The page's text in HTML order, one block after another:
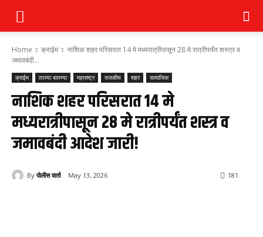
Home क्राईम
नाशिक शहर परिसरात 14 मे मध्यरात्रीपासून 28 मे रात्रीपर्यंत शस्त्र व
जमावबंदी...
क्राईम ताज्या बातम्या महाराष्ट्र राजकीय शहर सामाजिक
नाशिक शहर परिसरात 14 मे
मध्यरात्रीपासून 28 मे रात्रीपर्यंत शस्त्र व
जमावबंदी आदेश जारी!
By पोलीस वार्ता May 13, 2026 181